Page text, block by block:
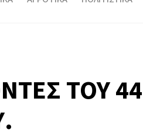
ΤΟΥ 44